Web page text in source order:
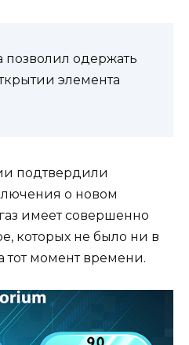
позволил одержать
элемента
подтвердили
о новом
имеет совершенно
которых не было ни в
момент времени.